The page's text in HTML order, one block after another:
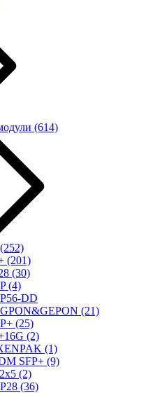
(614)
(252)
(201)
(30)
(4)
DD
(21)
(25)
(2)
(1)
SFP+ (9)
(2)
(36)